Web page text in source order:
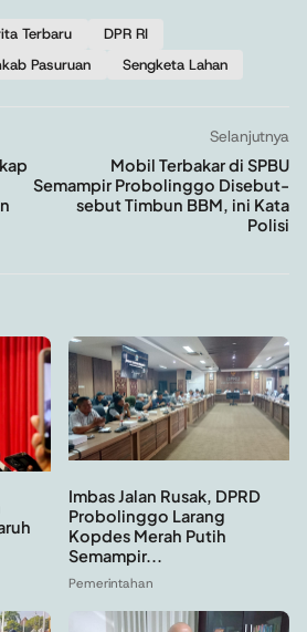
Terbaru
DPR RI
Pasuruan Sengketa Lahan
Selanjutnya
Mobil Terbakar di SPBU
Semampir Probolinggo Disebut-
sebut Timbun BBM, ini Kata
Polisi
Imbas Jalan Rusak, DPRD
Probolinggo Larang
Kopdes Merah Putih
Semampir...
Pemerintahan